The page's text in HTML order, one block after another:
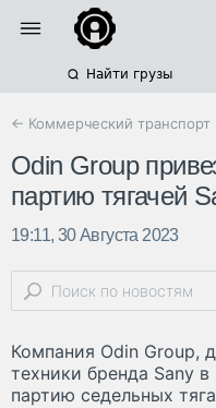
Найти грузы
← Коммерческий транспорт
Odin Group
партию тягачей
19:11, 30 Августа 2023
Компания Odin Group,
техники бренда Sany
партию седельных